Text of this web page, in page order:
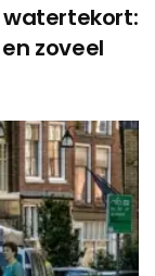
watertekort:
zoveel